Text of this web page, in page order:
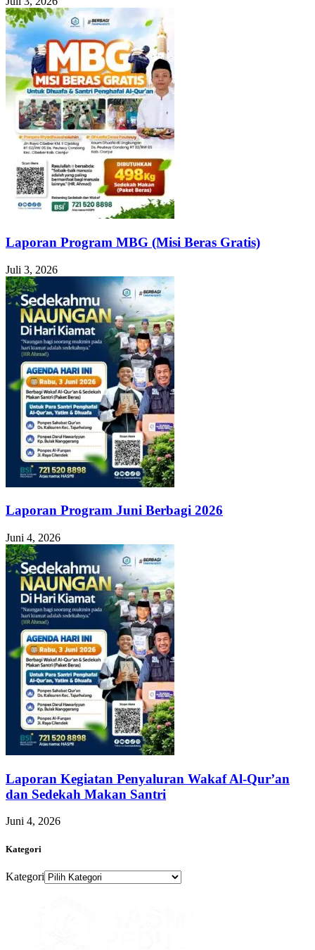
Laporan Program MBG (Misi Beras Gratis)
Juli 3, 2026
Laporan Program Juni Berbagi 2026
Juni 4, 2026
Laporan Kegiatan Penyaluran Wakaf Al-Qur’an
dan Sedekah Makan Santri
Juni 4, 2026
Kategori
Kategori